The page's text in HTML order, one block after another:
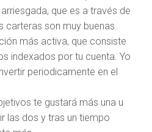
que es a través de
carteras son muy buenas.
más activa, que consiste
indexados por tu cuenta. Yo
periodicamente en el
te gustará más una u
las dos y tras un tiempo